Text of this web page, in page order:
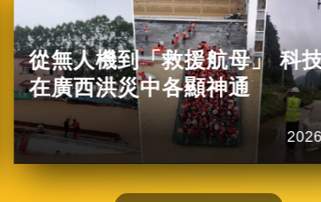
從無人機到「救援航母」 科
在廣西洪災中各顯神通